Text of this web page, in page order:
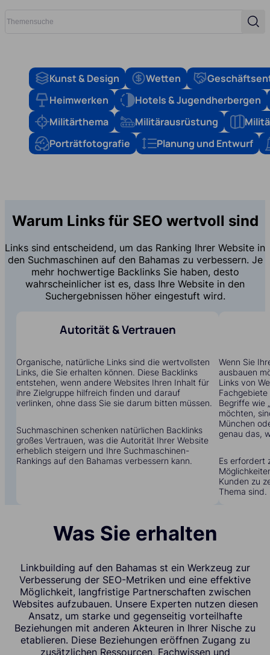
Kunst & Design Wetten
Heimwerken
Hotels & Jugendherbergen
Militärthema
Militärausrüstung
Porträtfotografie
Planung und Entwurf
Warum Links für SEO wertvoll sind
Links sind entscheidend, um das Ranking Ihrer Website in
den Suchmaschinen auf den Bahamas zu verbessern. Je
mehr hochwertige Backlinks Sie haben, desto
wahrscheinlicher ist es, dass Ihre Website in den
Suchergebnissen höher eingestuft wird.
Autorität & Vertrauen
Organische, natürliche Links sind die wertvollsten
Links, die Sie erhalten können. Diese Backlinks
entstehen, wenn andere Websites Ihren Inhalt für
ihre Zielgruppe hilfreich finden und darauf
verlinken, ohne dass Sie sie darum bitten müssen.
Suchmaschinen schenken natürlichen Backlinks
großes Vertrauen, was die Autorität Ihrer Website
erheblich steigern und Ihre Suchmaschinen-
Rankings auf den Bahamas verbessern kann.
Wenn Sie
ausbauen
Links von
Fachgebiete
Begriffe wie
möchten,
München
genau das,
Es erfordert
Kunden zu
Thema sind.
Was Sie erhalten
Linkbuilding auf den Bahamas st ein Werkzeug zur
Verbesserung der SEO-Metriken und eine effektive
Möglichkeit, langfristige Partnerschaften zwischen
Websites aufzubauen. Unsere Experten nutzen diesen
Ansatz, um starke und gegenseitig vorteilhafte
Beziehungen mit anderen Akteuren in Ihrer Nische zu
etablieren. Diese Beziehungen eröffnen Zugang zu
zusätzlichen Ressourcen, Fachwissen und